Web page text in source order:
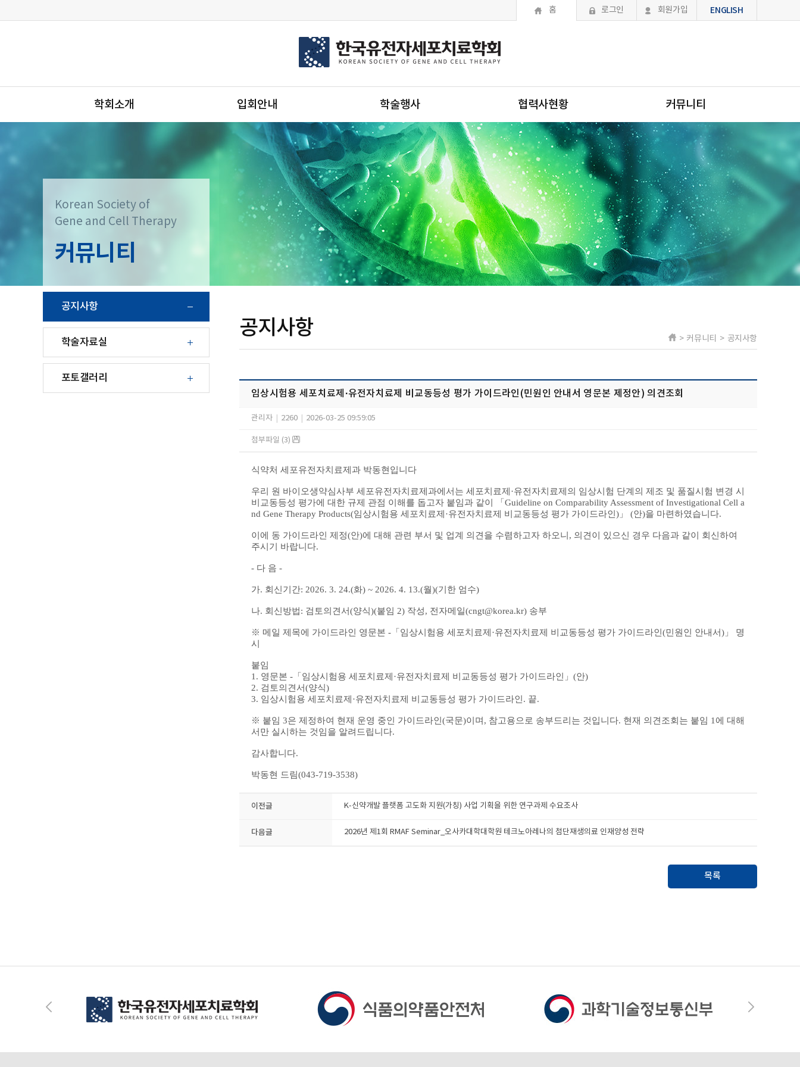
홈 로그인 회원가입 ENGLISH
학회소개 입회안내 학술행사 협력사현황 커뮤니티
Korean Society of
Gene and Cell Therapy
커뮤니티
공지사항
학술자료실
포토갤러리
공지사항 > 커뮤니티 > 공지사항
임상시험용 세포치료제·유전자치료제 비교동등성 평가 가이드라인(민원인 안내서 영문본 제정안) 의견조회
관리자 2260 2026-03-25 09:59:05
첨부파일 (3)
식약처 세포유전자치료제과 박동현입니다
우리 원 바이오생약심사부 세포유전자치료제과에서는 세포치료제 ·유전자치료제의 임상시험 단계의 제조 및 품질시험 변경 시
비교동등성 평가에 대한 규제 관점 이해를 돕고자 붙임과 같이
「 Guideline on Comparability Assessment of Investigational Cell a
nd Gene Therapy Products(임상시험용 세포치료제 ·유전자치료제 비교동등성 평가 가이드라인 ) 」 (안)을 마련하였습니다.
이에 동 가이드라인 제정(안)에 대해 관련 부서 및 업계 의견을 수렴하고자 하오니 , 의견이 있으신 경우 다음과 같이 회신하여
주시기 바랍니다.
- 다 음 -
가. 회신기간: 2026. 3. 24.(화) ~ 2026. 4. 13.(월)(기한 엄수)
나. 회신방법: 검토의견서(양식)(붙임 2) 작성, 전자메일(cngt@korea.kr) 송부
※ 메일 제목에 가이드라인 영문본 - 「 임상시험용 세포치료제 ·유전자치료제 비교동등성 평가 가이드라인 (민원인 안내서) 」 명
시
붙임
1. 영문본 - 「 임상시험용 세포치료제 ·유전자치료제 비교동등성 평가 가이드라인 」 (안)
2. 검토의견서(양식)
3. 임상시험용 세포치료제 ·유전자치료제 비교동등성 평가 가이드라인 . 끝.
※ 붙임 3은 제정하여 현재 운영 중인 가이드라인 (국문)이며 , 참고용으로 송부드리는 것입니다. 현재 의견조회는 붙임 1 에 대해
서만 실시하는 것임을 알려드립니다.
감사합니다.
박동현 드림(043-719-3538)
이전글 K-신약개발 플랫폼 고도화 지원(가칭) 사업 기획을 위한 연구과제 수요조사
다음글 2026년 제1회 RMAF Seminar_오사카대학대학원 테크노아레나의 첨단재생의료 인재양성 전략
목록